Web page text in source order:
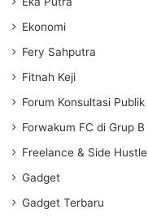
Ekonomi
Fery Sahputra
Fitnah Keji
Forum Konsultasi Publik
Forwakum FC di Grup B
Freelance & Side Hustle
Gadget
Gadget Terbaru